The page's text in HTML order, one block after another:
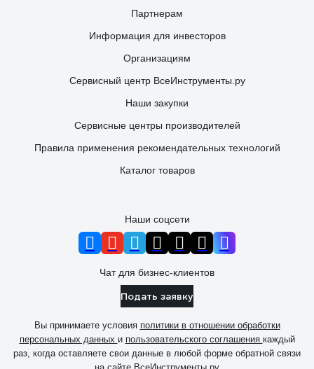
Партнерам
Информация для инвесторов
Организациям
Сервисный центр ВсеИнструменты.ру
Наши закупки
Сервисные центры производителей
Правила применения рекомендательных технологий
Каталог товаров
Наши соцсети
Чат для бизнес-клиентов
Подать заявку
Вы принимаете условия политики в отношении обработки
персональных данных и пользовательского соглашения каждый
раз, когда оставляете свои данные в любой форме обратной связи